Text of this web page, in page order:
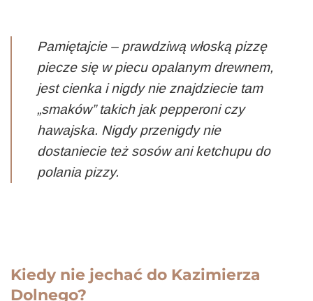
Pamiętajcie – prawdziwą włoską pizzę
piecze się w piecu opalanym drewnem,
jest cienka i nigdy nie znajdziecie tam
„smaków” takich jak pepperoni czy
hawajska. Nigdy przenigdy nie
dostaniecie też sosów ani ketchupu do
polania pizzy.
Kiedy nie jechać do Kazimierza
Dolnego?